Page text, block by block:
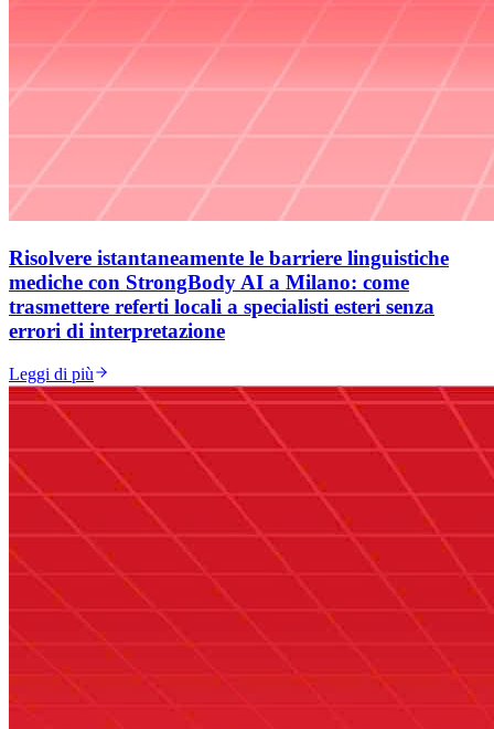
Risolvere istantaneamente le barriere linguistiche
mediche con StrongBody AI a Milano: come
trasmettere referti locali a specialisti esteri senza
errori di interpretazione
Leggi di più